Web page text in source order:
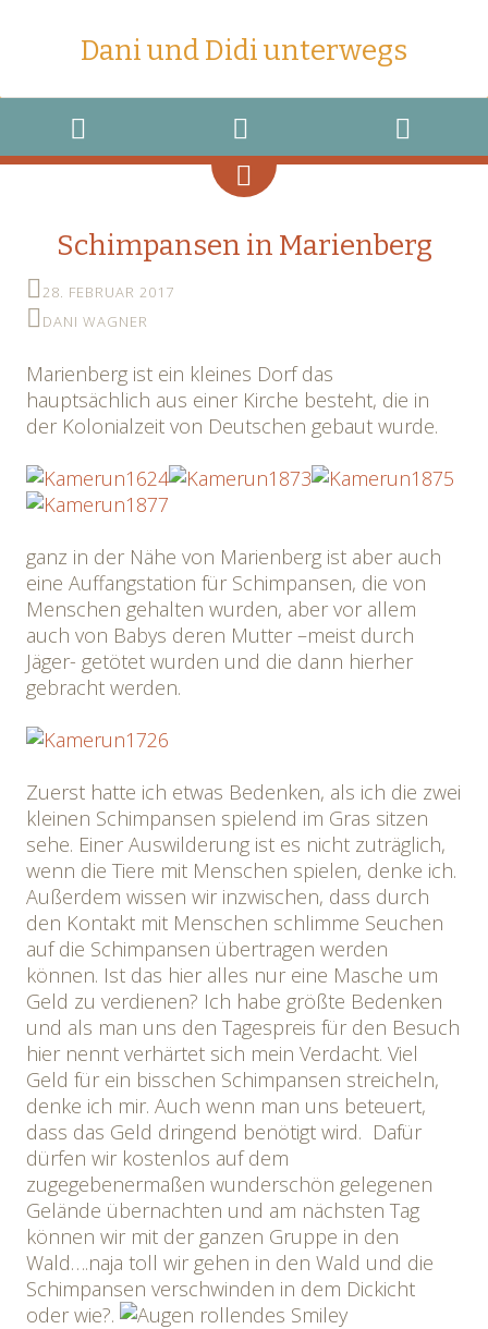
Dani und Didi unterwegs
MENU
WIDGETS
SEARCH
Schimpansen in Marienberg
28. FEBRUAR 2017
DANI WAGNER
Marienberg ist ein kleines Dorf das
hauptsächlich aus einer Kirche besteht, die in
der Kolonialzeit von Deutschen gebaut wurde.
ganz in der Nähe von Marienberg ist aber auch
eine Auffangstation für Schimpansen, die von
Menschen gehalten wurden, aber vor allem
auch von Babys deren Mutter –meist durch
Jäger- getötet wurden und die dann hierher
gebracht werden.
Zuerst hatte ich etwas Bedenken, als ich die zwei
kleinen Schimpansen spielend im Gras sitzen
sehe. Einer Auswilderung ist es nicht zuträglich,
wenn die Tiere mit Menschen spielen, denke ich.
Außerdem wissen wir inzwischen, dass durch
den Kontakt mit Menschen schlimme Seuchen
auf die Schimpansen übertragen werden
können. Ist das hier alles nur eine Masche um
Geld zu verdienen? Ich habe größte Bedenken
und als man uns den Tagespreis für den Besuch
hier nennt verhärtet sich mein Verdacht. Viel
Geld für ein bisschen Schimpansen streicheln,
denke ich mir. Auch wenn man uns beteuert,
dass das Geld dringend benötigt wird. Dafür
dürfen wir kostenlos auf dem
zugegebenermaßen wunderschön gelegenen
Gelände übernachten und am nächsten Tag
können wir mit der ganzen Gruppe in den
Wald….naja toll wir gehen in den Wald und die
Schimpansen verschwinden in dem Dickicht
oder wie?.